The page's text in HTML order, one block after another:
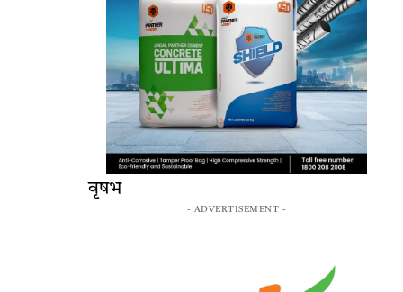
वृषभ
- ADVERTISEMENT -